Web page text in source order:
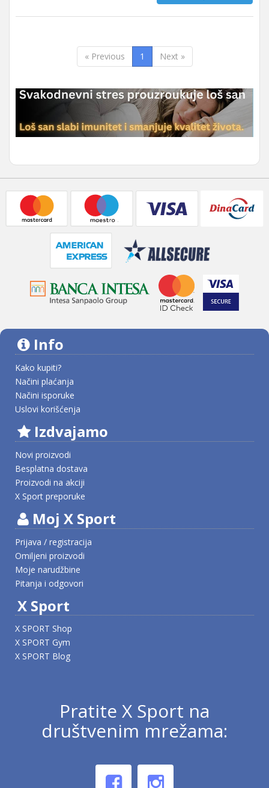
« Previous 1 Next »
Info
Kako kupiti?
Načini plaćanja
Načini isporuke
Uslovi korišćenja
Izdvajamo
Novi proizvodi
Besplatna dostava
Proizvodi na akciji
X Sport preporuke
Moj X Sport
Prijava / registracija
Omiljeni proizvodi
Moje narudžbine
Pitanja i odgovori
X Sport
X SPORT Shop
X SPORT Gym
X SPORT Blog
Pratite X Sport na
društvenim mrežama: